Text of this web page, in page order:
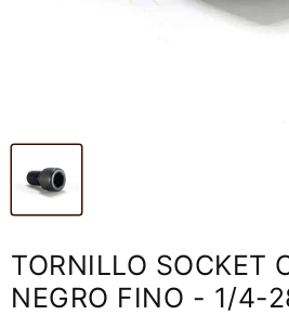
TORNILLO SOCKET
NEGRO FINO - 1/4-